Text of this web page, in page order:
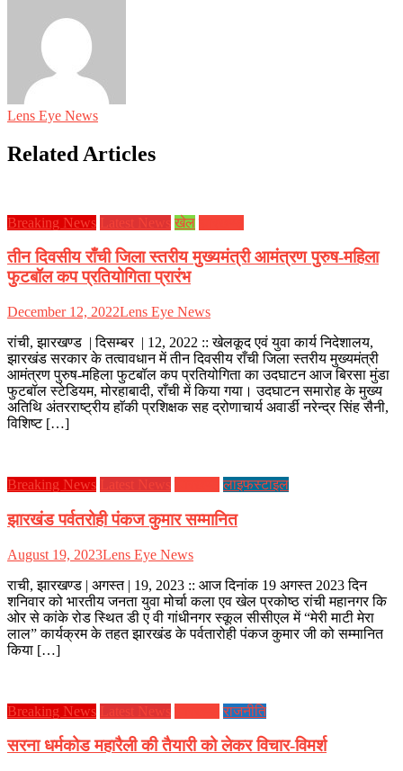
Lens Eye News
Related Articles
Breaking News Latest News खेल
तीन दिवसीय राँची जिला स्तरीय मुख्यमंत्री आमंत्रण पुरुष-महिला
फुटबॉल कप प्रतियोगिता प्रारंभ
December 12, 2022Lens Eye News
रांची, झारखण्ड | दिसम्बर | 12, 2022 :: खेलकूद एवं युवा कार्य निदेशालय,
झारखंड सरकार के तत्वावधान में तीन दिवसीय राँची जिला स्तरीय मुख्यमंत्री
आमंत्रण पुरुष-महिला फुटबॉल कप प्रतियोगिता का उदघाटन आज बिरसा मुंडा
फुटबॉल स्टेडियम, मोरहाबादी, राँची में किया गया। उदघाटन समारोह के मुख्य
अतिथि अंतरराष्ट्रीय हाॅकी प्रशिक्षक सह द्रोणाचार्य अवार्डी नरेन्द्र सिंह सैनी,
विशिष्ट […]
Breaking News Latest News लाइफस्टाइल
झारखंड पर्वतरोही पंकज कुमार सम्मानित
August 19, 2023Lens Eye News
राची, झारखण्ड | अगस्त | 19, 2023 :: आज दिनांक 19 अगस्त 2023 दिन
शनिवार को भारतीय जनता युवा मोर्चा कला एव खेल प्रकोष्ठ रांची महानगर कि
ओर से कांके रोड स्थित डी ए वी गांधीनगर स्कूल सीसीएल में “मेरी माटी मेरा
लाल” कार्यक्रम के तहत झारखंड के पर्वतारोही पंकज कुमार जी को सम्मानित
किया […]
Breaking News Latest News राजनीति
सरना धर्मकोड महारैली की तैयारी को लेकर विचार-विमर्श